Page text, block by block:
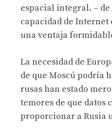
espacial integral. – de
capacidad de Internet
una ventaja
La necesidad de
de que Moscú podría
rusas han estado
temores de que datos
proporcionar a Rusia